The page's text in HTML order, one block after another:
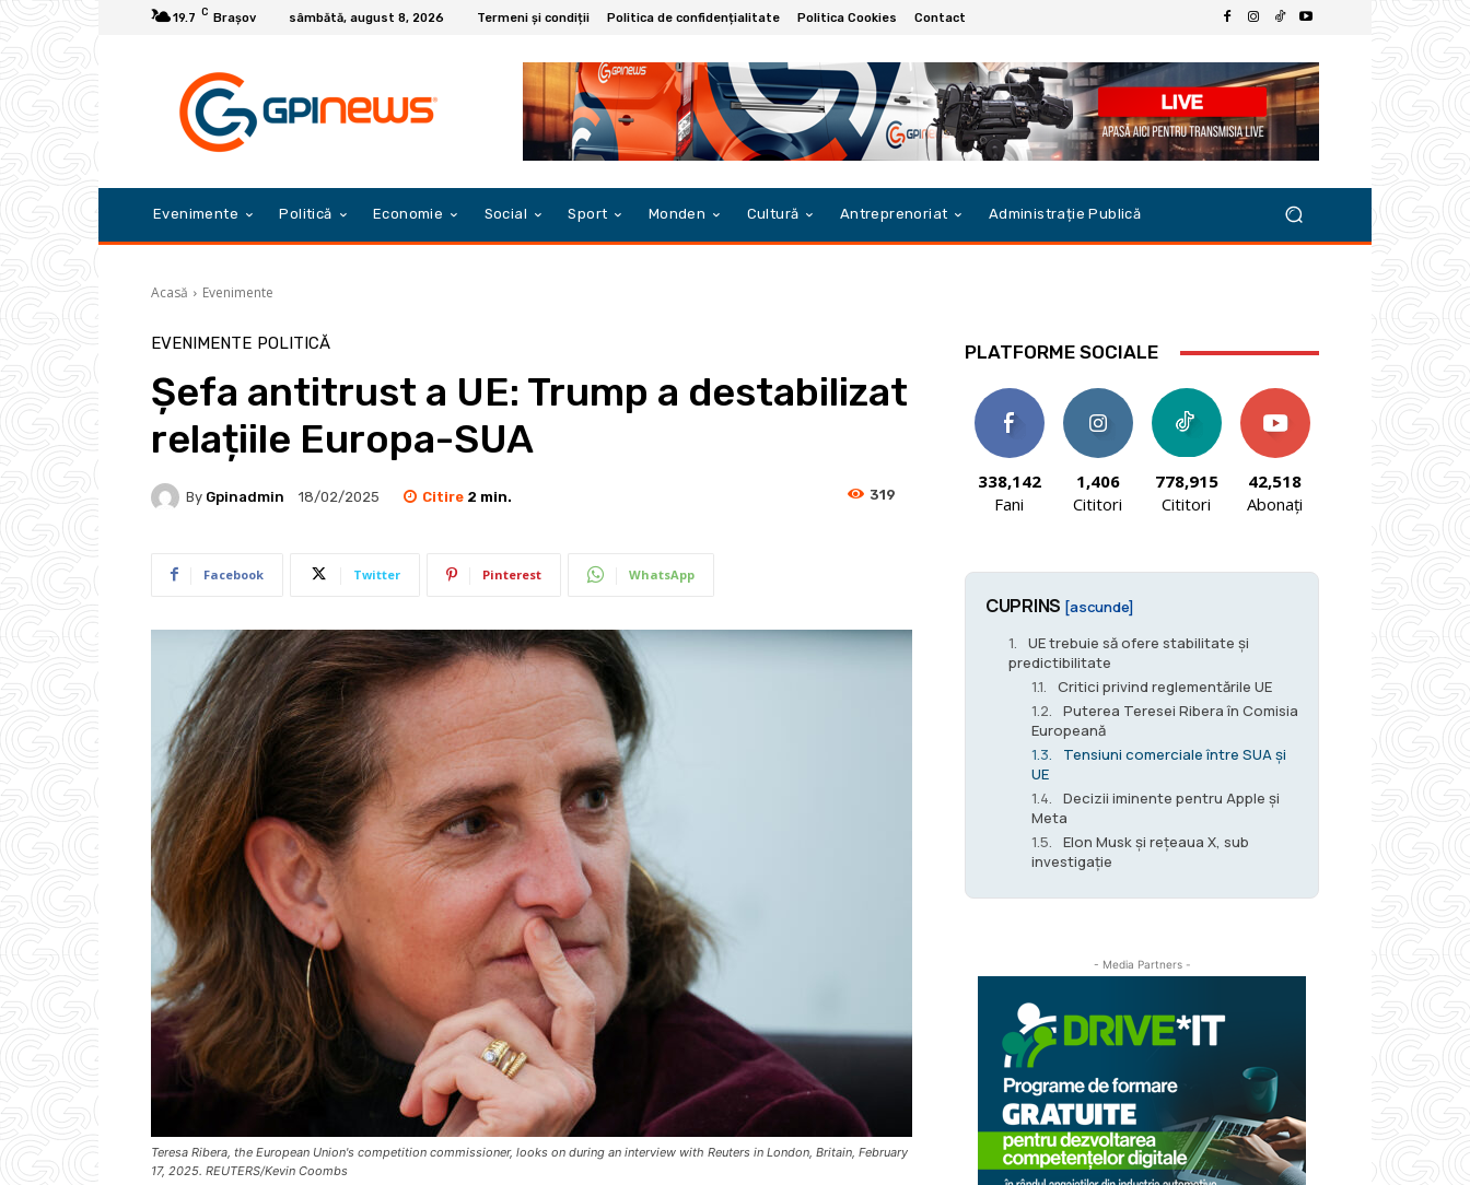
19.7 C Braşov sâmbătă, august 8, 2026 Termeni și condiții Politica de confidențialitate Politica Cookies Contact
Evenimente Politică Economie Social Sport Monden Cultură Antreprenoriat Administrație Publică
Acasă Evenimente
EVENIMENTE POLITICĂ
Șefa antitrust a UE: Trump a destabilizat
relațiile Europa-SUA
By Gpinadmin 18/02/2025 Citire 2 min. 319
Facebook Twitter Pinterest WhatsApp
Teresa Ribera, the European Union's competition commissioner, looks on during an interview with Reuters in London, Britain, February
17, 2025. REUTERS/Kevin Coombs
PLATFORME SOCIALE
338,142
Fani
1,406
Cititori
778,915
Cititori
42,518
Abonați
CUPRINS [ascunde]
UE trebuie să ofere stabilitate și
predictibilitate
Critici privind reglementările UE
Puterea Teresei Ribera în Comisia
Europeană
Tensiuni comerciale între SUA și
UE
Decizii iminente pentru Apple și
Meta
Elon Musk și rețeaua X, sub
investigație
- Media Partners -